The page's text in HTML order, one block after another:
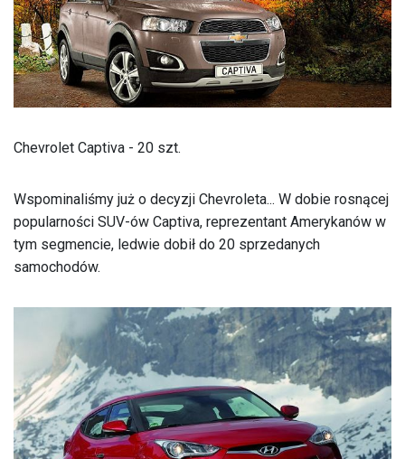
Chevrolet Captiva - 20 szt.
Wspominaliśmy już o decyzji Chevroleta... W dobie rosnącej
popularności SUV-ów Captiva, reprezentant Amerykanów w
tym segmencie, ledwie dobił do 20 sprzedanych
samochodów.